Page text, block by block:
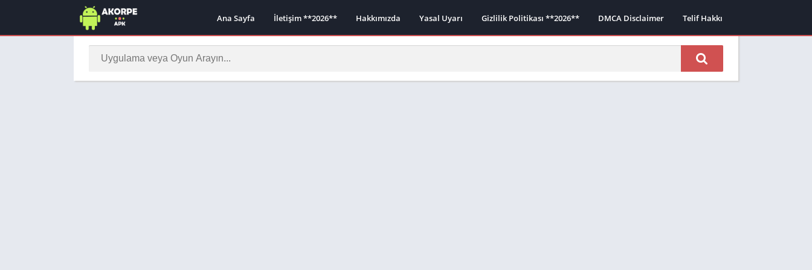
Ana Sayfa İletişim **2026** Hakkımızda Yasal Uyarı Gizlilik Politikası **2026** DMCA Disclaimer Telif Hakkı